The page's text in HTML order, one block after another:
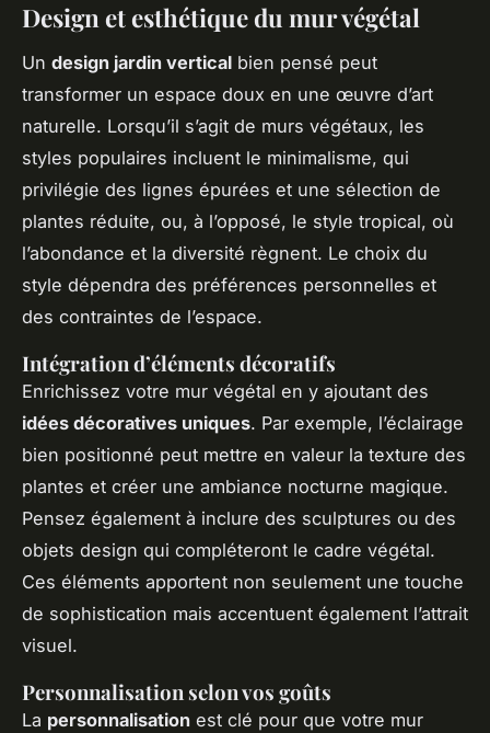
Design et esthétique du mur végétal
Un design jardin vertical bien pensé peut
transformer un espace doux en une œuvre d’art
naturelle. Lorsqu’il s’agit de murs végétaux, les
styles populaires incluent le minimalisme, qui
privilégie des lignes épurées et une sélection de
plantes réduite, ou, à l’opposé, le style tropical, où
l’abondance et la diversité règnent. Le choix du
style dépendra des préférences personnelles et
des contraintes de l’espace.
Intégration d’éléments décoratifs
Enrichissez votre mur végétal en y ajoutant des
idées décoratives uniques. Par exemple, l’éclairage
bien positionné peut mettre en valeur la texture des
plantes et créer une ambiance nocturne magique.
Pensez également à inclure des sculptures ou des
objets design qui compléteront le cadre végétal.
Ces éléments apportent non seulement une touche
de sophistication mais accentuent également l’attrait
visuel.
Personnalisation selon vos goûts
La personnalisation est clé pour que votre mur